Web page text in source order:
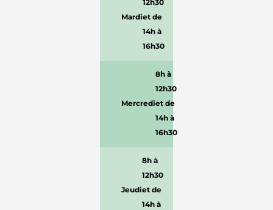
Mardi
12h30
et de
14h à
16h30
Mercredi
8h à
12h30
et de
14h à
16h30
Jeudi
8h à
12h30
et de
14h à